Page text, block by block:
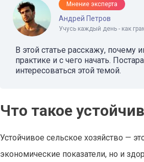
Мнение эксперта
Андрей Петров
Учусь каждый день - как
В этой статье расскажу, почему
практике и с чего начать.
интересоваться этой темой.
Что такое
Устойчивое сельское хозяйство —
экономические показатели, но и